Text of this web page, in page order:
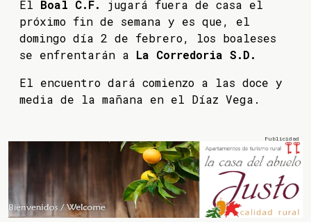
El Boal C.F.
jugará fuera de casa el
próximo fin de semana y es que, el
domingo día 2 de febrero, los boaleses
se enfrentarán a La Corredoria S.D.
El encuentro dará comienzo a las doce y
media de la mañana en el Díaz Vega.